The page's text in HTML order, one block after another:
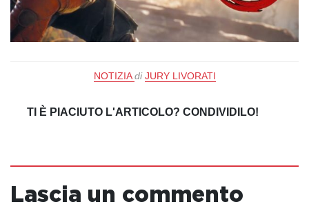
NOTIZIA di JURY LIVORATI
TI È PIACIUTO L'ARTICOLO? CONDIVIDILO!
Lascia un commento